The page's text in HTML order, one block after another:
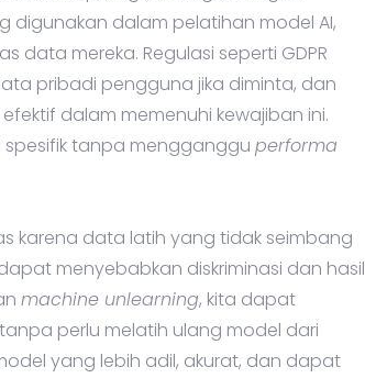
digunakan dalam pelatihan model AI,
data mereka. Regulasi seperti GDPR
pribadi pengguna jika diminta, dan
dalam memenuhi kewajiban ini.
tanpa mengganggu performa
karena data latih yang tidak seimbang
menyebabkan diskriminasi dan hasil
machine unlearning, kita dapat
perlu melatih ulang model dari
yang lebih adil, akurat, dan dapat